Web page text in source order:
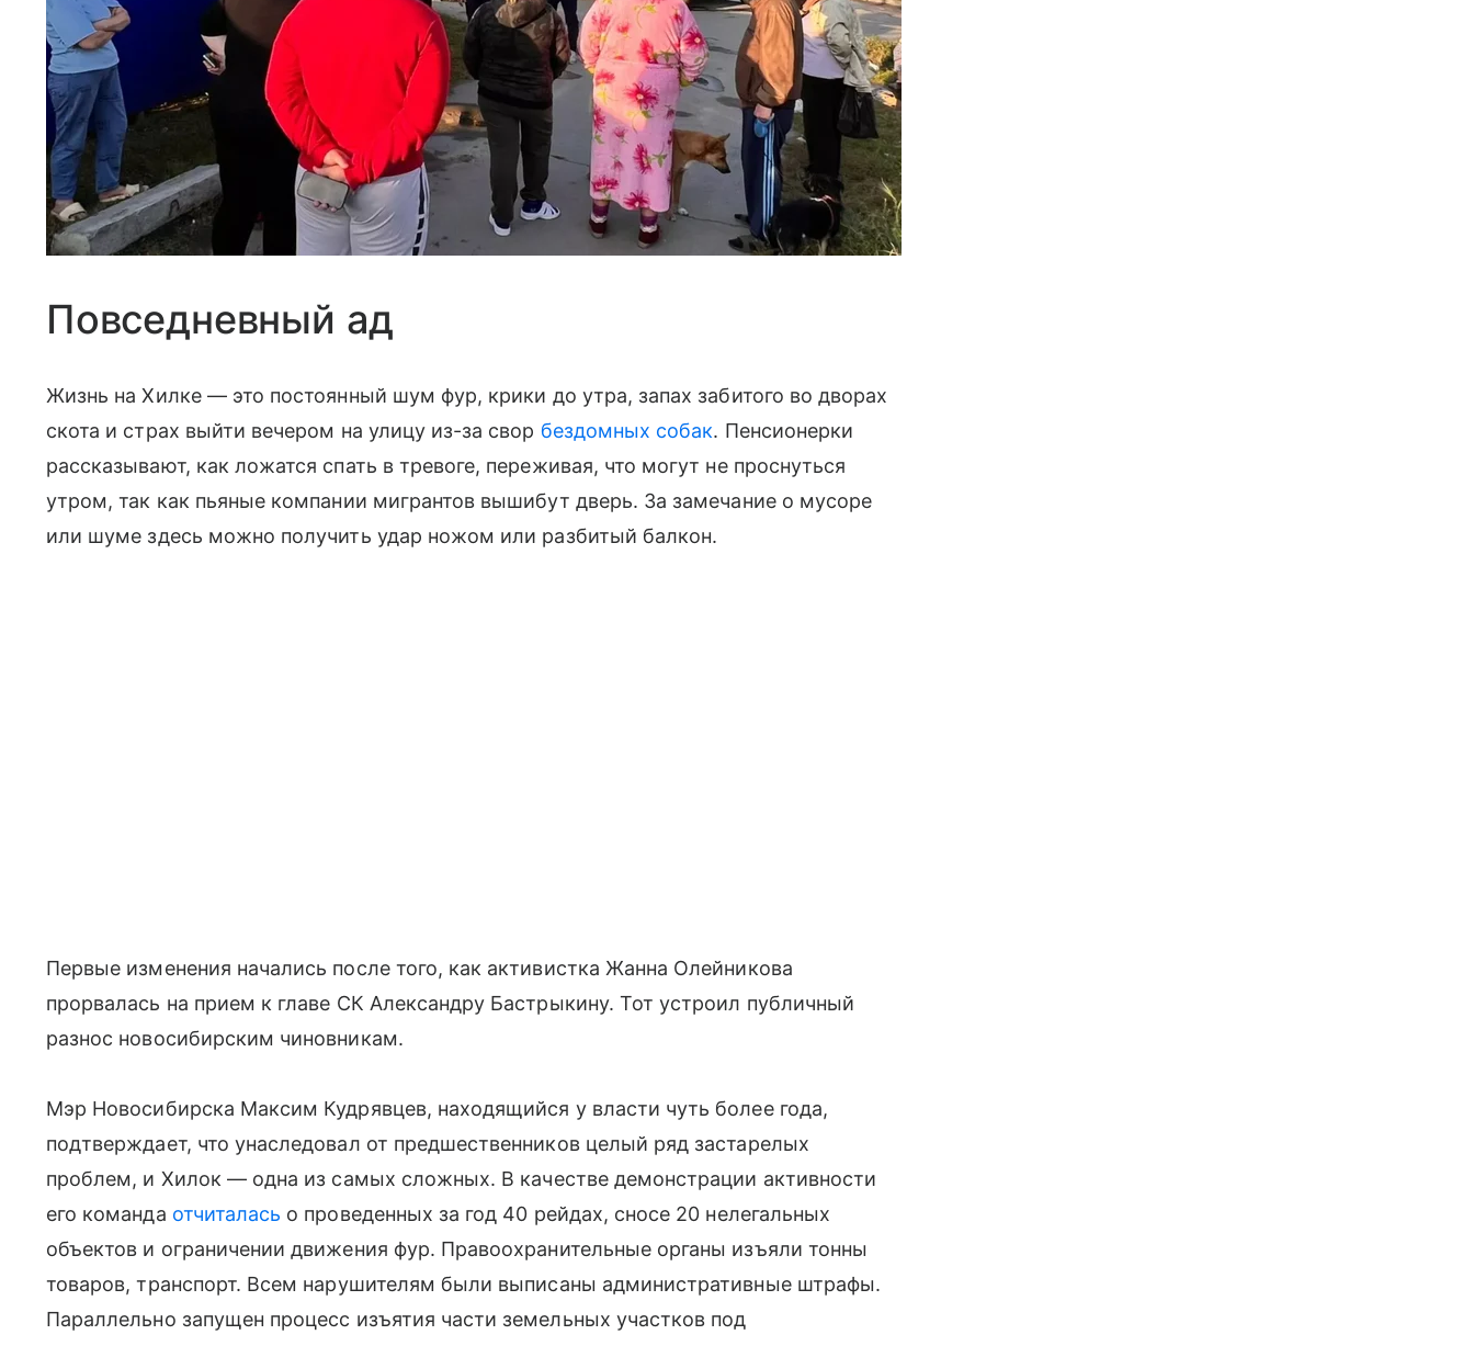
Повседневный ад
Жизнь на Хилке — это постоянный шум фур, крики до утра, запах забитого во дворах
скота и страх выйти вечером на улицу из-за свор бездомных собак. Пенсионерки
рассказывают, как ложатся спать в тревоге, переживая, что могут не проснуться
утром, так как пьяные компании мигрантов вышибут дверь. За замечание о мусоре
или шуме здесь можно получить удар ножом или разбитый балкон.
Первые изменения начались после того, как активистка Жанна Олейникова
прорвалась на прием к главе СК Александру Бастрыкину. Тот устроил публичный
разнос новосибирским чиновникам.
Мэр Новосибирска Максим Кудрявцев, находящийся у власти чуть более года,
подтверждает, что унаследовал от предшественников целый ряд застарелых
проблем, и Хилок — одна из самых сложных. В качестве демонстрации активности
его команда отчиталась о проведенных за год 40 рейдах, сносе 20 нелегальных
объектов и ограничении движения фур. Правоохранительные органы изъяли тонны
товаров, транспорт. Всем нарушителям были выписаны административные штрафы.
Параллельно запущен процесс изъятия части земельных участков под